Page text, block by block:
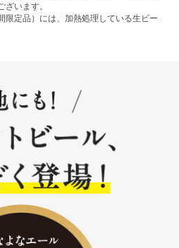
います。
定品）には、加熱処理している生ビー